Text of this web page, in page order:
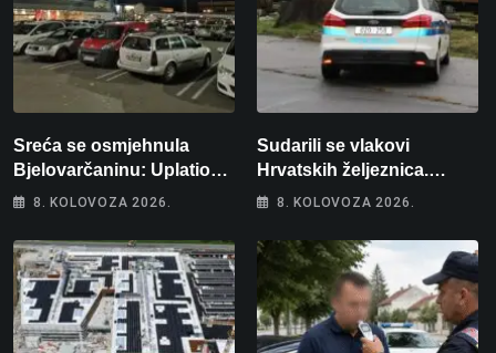
Sreća se osmjehnula
Bjelovarčaninu: Uplatio
samo 4 eura, a osvojio
8. KOLOVOZA 2026.
Sudarili se vlakovi
Hrvatskih željeznica.
Šestero osoba teško
intenzivnoj
8. KOLOVOZA 2026.